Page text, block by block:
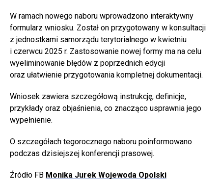
W ramach nowego naboru wprowadzono interaktywny
formularz wniosku. Został on przygotowany w konsultacji
z jednostkami samorządu terytorialnego w kwietniu
i czerwcu 2025 r. Zastosowanie nowej formy ma na celu
wyeliminowanie błędów z poprzednich edycji
oraz ułatwienie przygotowania kompletnej dokumentacji.
Wniosek zawiera szczegółową instrukcję, definicje,
przykłady oraz objaśnienia, co znacząco usprawnia jego
wypełnienie.
O szczegółach tegorocznego naboru poinformowano
podczas dzisiejszej konferencji prasowej.
Źródło FB Monika Jurek Wojewoda Opolski